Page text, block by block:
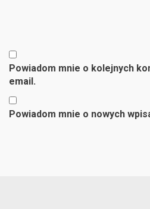
Powiadom mnie o kolejnych
email.
Powiadom mnie o nowych